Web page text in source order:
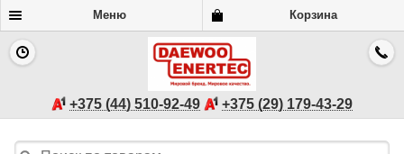
Меню Корзина
+375 (44) 510-92-49 +375 (29) 179-43-29